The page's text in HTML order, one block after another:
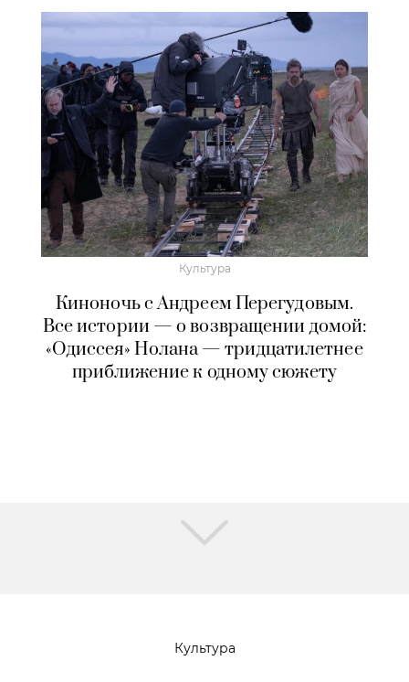
Культура
Киноночь с Андреем Перегудовым.
Все истории — о возвращении домой:
«Одиссея» Нолана — тридцатилетнее
приближение к одному сюжету
Культура